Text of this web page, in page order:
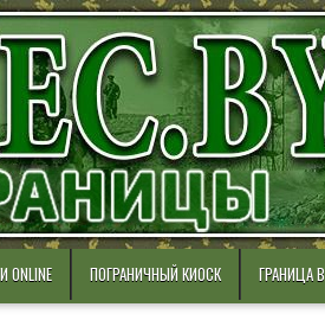
ПОГРАНИЧНЫЙ КИОСК ГРАНИЦА В